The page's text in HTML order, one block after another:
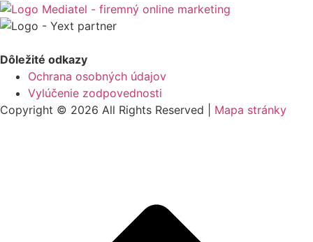
Dôležité odkazy
Ochrana osobných údajov
Vylúčenie zodpovednosti
Copyright © 2026 All Rights Reserved | Mapa stránky